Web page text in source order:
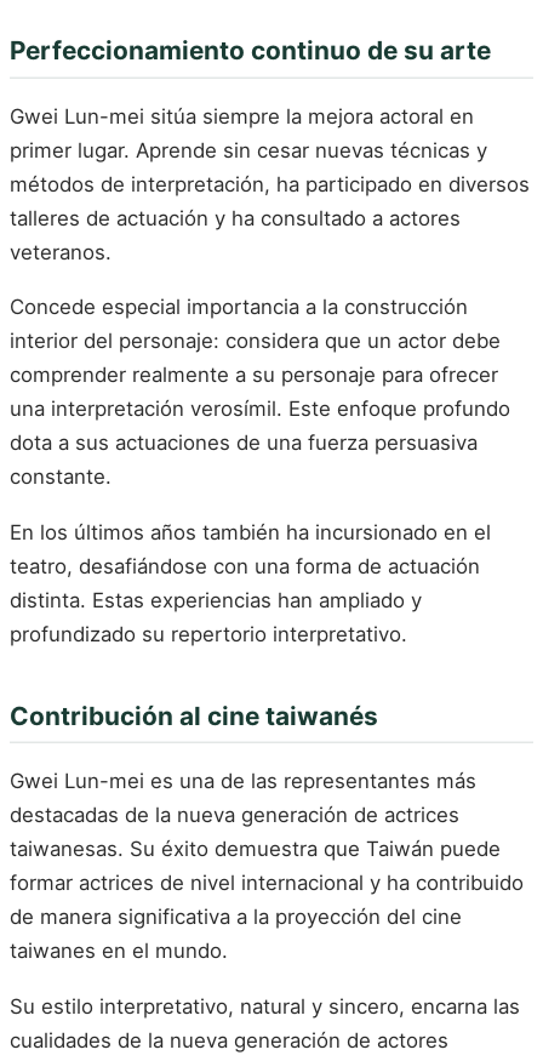
Perfeccionamiento continuo de su arte
Gwei Lun-mei sitúa siempre la mejora actoral en
primer lugar. Aprende sin cesar nuevas técnicas y
métodos de interpretación, ha participado en diversos
talleres de actuación y ha consultado a actores
veteranos.
Concede especial importancia a la construcción
interior del personaje: considera que un actor debe
comprender realmente a su personaje para ofrecer
una interpretación verosímil. Este enfoque profundo
dota a sus actuaciones de una fuerza persuasiva
constante.
En los últimos años también ha incursionado en el
teatro, desafiándose con una forma de actuación
distinta. Estas experiencias han ampliado y
profundizado su repertorio interpretativo.
Contribución al cine taiwanés
Gwei Lun-mei es una de las representantes más
destacadas de la nueva generación de actrices
taiwanesas. Su éxito demuestra que Taiwán puede
formar actrices de nivel internacional y ha contribuido
de manera significativa a la proyección del cine
taiwanes en el mundo.
Su estilo interpretativo, natural y sincero, encarna las
cualidades de la nueva generación de actores